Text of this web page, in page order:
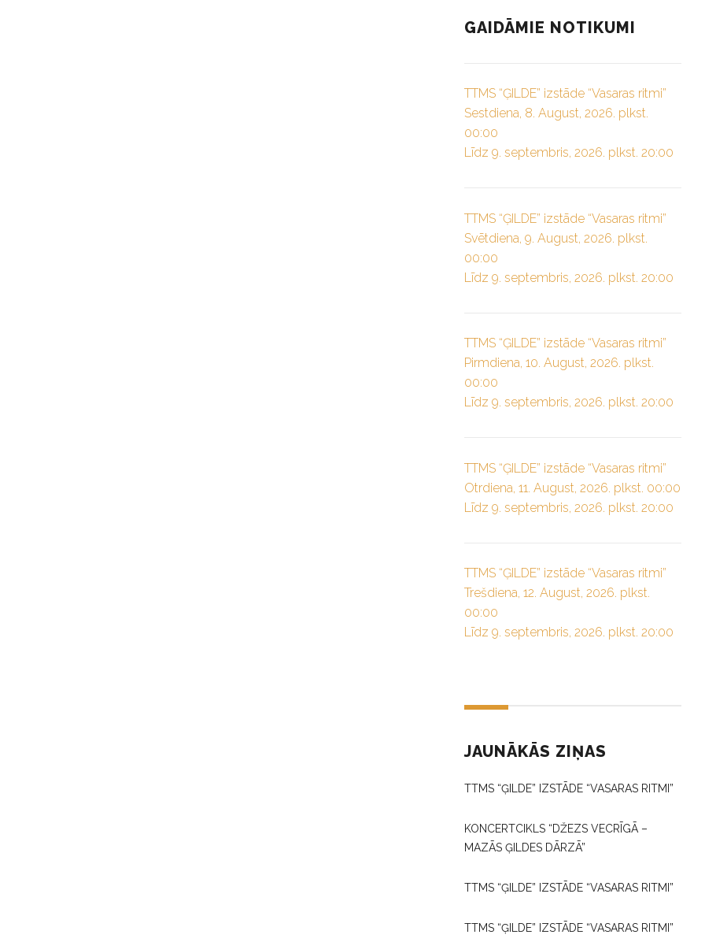
GAIDĀMIE NOTIKUMI
TTMS “ĢILDE” izstāde “Vasaras ritmi”
Sestdiena, 8. August, 2026. plkst.
00:00
Līdz 9. septembris, 2026. plkst. 20:00
TTMS “ĢILDE” izstāde “Vasaras ritmi”
Svētdiena, 9. August, 2026. plkst.
00:00
Līdz 9. septembris, 2026. plkst. 20:00
TTMS “ĢILDE” izstāde “Vasaras ritmi”
Pirmdiena, 10. August, 2026. plkst.
00:00
Līdz 9. septembris, 2026. plkst. 20:00
TTMS “ĢILDE” izstāde “Vasaras ritmi”
Otrdiena, 11. August, 2026. plkst. 00:00
Līdz 9. septembris, 2026. plkst. 20:00
TTMS “ĢILDE” izstāde “Vasaras ritmi”
Trešdiena, 12. August, 2026. plkst.
00:00
Līdz 9. septembris, 2026. plkst. 20:00
JAUNĀKĀS ZIŅAS
TTMS “ĢILDE” IZSTĀDE “VASARAS RITMI”
KONCERTCIKLS “DŽEZS VECRĪGĀ –
MAZĀS ĢILDES DĀRZĀ”
TTMS “ĢILDE” IZSTĀDE “VASARAS RITMI”
TTMS “ĢILDE” IZSTĀDE “VASARAS RITMI”